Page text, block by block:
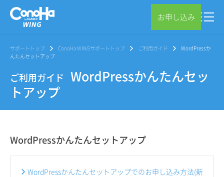
お申し込み
サポートトップ ConoHa WINGサポートトップ ご利用ガイド
WordPressか
んたんセットアップ
ご利用ガイド WordPressかんたんセッ
トアップ
WordPressかんたんセットアップ
WordPressかんたんセットアップでのお申し込み方法(新